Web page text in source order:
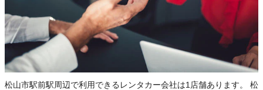
松山市駅前駅周辺で利用できるレンタカー会社は1店舗あります。 松